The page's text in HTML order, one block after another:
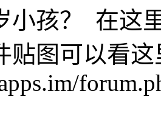
小孩？ 在这
贴图可以看这